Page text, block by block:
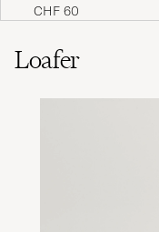
CHF 60
Loafer